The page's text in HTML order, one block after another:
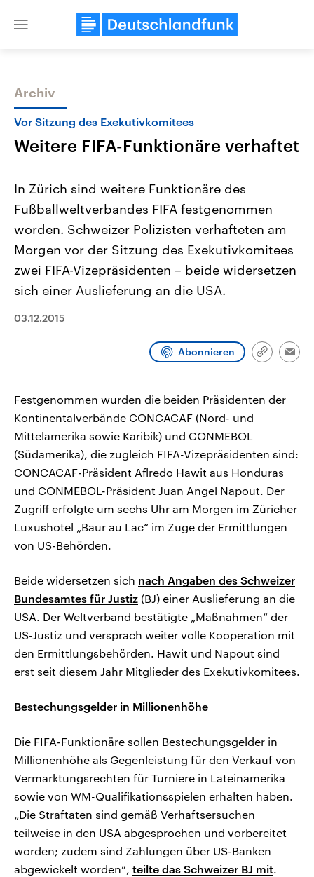
Close
Themen
Landtagswahl Sachsen-Anhalt
2026
Alle Informationen
Sachsen-Anhalt wählt am 6.
September 2026 einen neuen
Landtag. Seit 2021 wird das
CDU, SPD und FDP regiert.-
Wahlprogramme, aktuelle Berichte
und Hintergründe zu den Parteien
USA
Aktuelle Beiträge,
Hintergründe
Wirtschaftlich und
gehören die Vereinigten
Programm Podcasts
Archiv
Vor Sitzung des Exekutivkomitees
Weitere FIFA-Funktionäre verhaftet
In Zürich sind weitere Funktionäre des
Fußballweltverbandes FIFA festgenommen
worden. Schweizer Polizisten verhafteten am
Morgen vor der Sitzung des Exekutivkomitees
zwei FIFA-Vizepräsidenten – beide widersetzen
sich einer Auslieferung an die USA.
03.12.2015
Abonnieren
Link
Festgenommen wurden die beiden Präsidenten der
Kontinentalverbände CONCACAF (Nord- und
Mittelamerika sowie Karibik) und CONMEBOL
(Südamerika), die zugleich FIFA-Vizepräsidenten sind:
CONCACAF-Präsident Aflredo Hawit aus Honduras
und CONMEBOL-Präsident Juan Angel Napout. Der
Zugriff erfolgte um sechs Uhr am Morgen im Züricher
Luxushotel „Baur au Lac“ im Zuge der Ermittlungen
von US-Behörden.
Beide widersetzen sich nach Angaben des Schweizer
Bundesamtes für Justiz (BJ) einer Auslieferung an die
USA. Der Weltverband bestätigte „Maßnahmen“ der
US-Justiz und versprach weiter volle Kooperation mit
den Ermittlungsbehörden. Hawit und Napout sind
erst seit diesem Jahr Mitglieder des Exekutivkomitees.
Bestechungsgelder in Millionenhöhe
Die FIFA-Funktionäre sollen Bestechungsgelder in
Millionenhöhe als Gegenleistung für den Verkauf von
Vermarktungsrechten für Turniere in Lateinamerika
sowie von WM-Qualifikationsspielen erhalten haben.
„Die Straftaten sind gemäß Verhaftsersuchen
teilweise in den USA abgesprochen und vorbereitet
worden; zudem sind Zahlungen über US-Banken
abgewickelt worden“, teilte das Schweizer BJ mit.